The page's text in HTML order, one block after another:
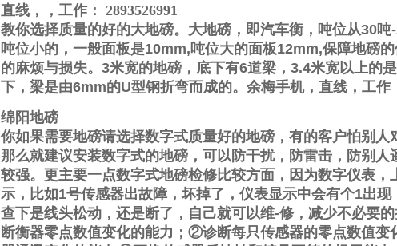
直线 ， ，工作 ： 2893526991
教你选择质量的好的大地磅。大地磅，即汽车衡，吨位从30吨
吨位小的，一般面板是10mm,吨位大的面板12mm,保障地磅
的麻烦与损失。 3米宽的地磅，底下有6道梁， 3.4米宽以上的是
下，梁是由6mm的U型钢折弯而成的。 余梅手机，直线 ，工作
绵阳地磅
你如果需要地磅请选择数字式质量好的地磅，有的客户怕别人
那么就建议安装数字式的地磅，可以防干扰，防雷击，防别人
较强。更主要一点数字式地磅检修比较方面，因为数字仪表，
示，比如1号传感器出故障，坏掉了，仪表显示中会有个1出现
查下是线头松动，还是断了，自己就可以维-修，减少不必要
断衡器零点数值变化的能力； ②诊断每只传感器的零点数值变